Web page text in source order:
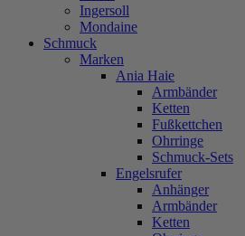
Ingersoll
Mondaine
Schmuck
Marken
Ania Haie
Armbänder
Ketten
Fußkettchen
Ohrringe
Schmuck-Sets
Engelsrufer
Anhänger
Armbänder
Ketten